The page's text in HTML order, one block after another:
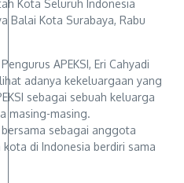
Kota Seluruh Indonesia
Balai Kota Surabaya, Rabu
APEKSI, Eri Cahyadi
adanya kekeluargaan yang
sebagai sebuah keluarga
masing-masing.
sebagai anggota
kota di Indonesia berdiri sama